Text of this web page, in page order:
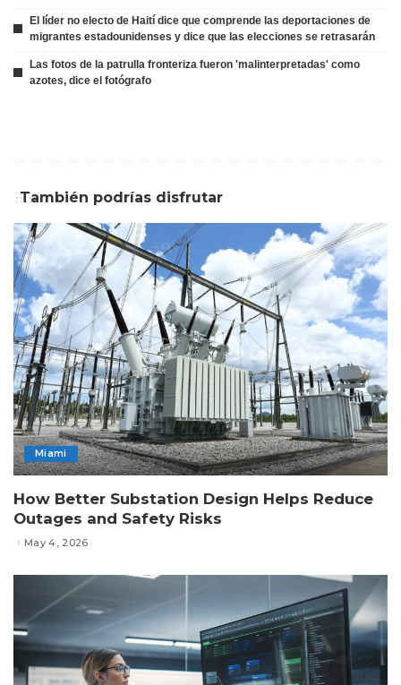
El líder no electo de Haití dice que comprende las deportaciones de
migrantes estadounidenses y dice que las elecciones se retrasarán
Las fotos de la patrulla fronteriza fueron 'malinterpretadas' como
azotes, dice el fotógrafo
También podrías disfrutar
Miami
How Better Substation Design Helps Reduce
Outages and Safety Risks
May 4, 2026